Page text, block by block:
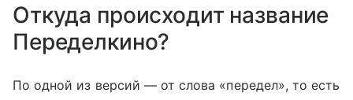
Откуда происходит название
Переделкино?
По одной из версий — от слова «передел», то есть